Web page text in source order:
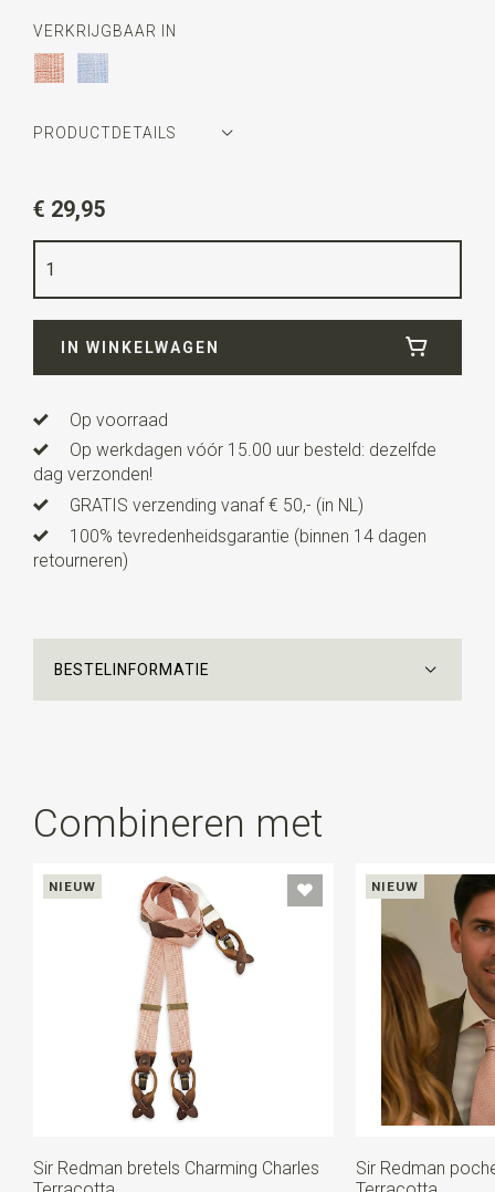
VERKRIJGBAAR IN
PRODUCTDETAILS
terracotta / wit
Kwaliteit
Lengte2,5 cm
verkocht.
€ 29,95
IN WINKELWAGEN
Op voorraad
Op werkdagen vóór 15.00 uur besteld: dezelfde
dag verzonden!
GRATIS verzending vanaf € 50,- (in NL)
100% tevredenheidsgarantie (binnen 14 dagen
retourneren)
BESTELINFORMATIE
Combineren met
NIEUW
Sir Redman bretels Charming Charles
NIEUW
Sir Redman